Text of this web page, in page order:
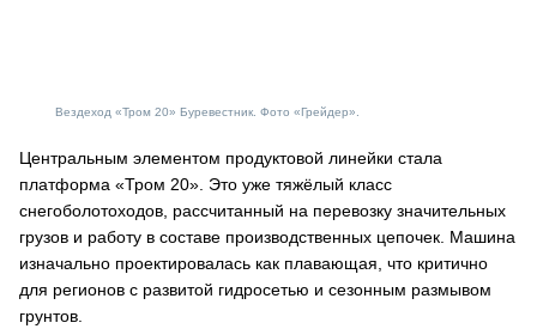
Вездеход «Тром 20» Буревестник. Фото «Грейдер».
Центральным элементом продуктовой линейки стала
платформа «Тром 20». Это уже тяжёлый класс
снегоболотоходов, рассчитанный на перевозку значительных
грузов и работу в составе производственных цепочек. Машина
изначально проектировалась как плавающая, что критично
для регионов с развитой гидросетью и сезонным размывом
грунтов.